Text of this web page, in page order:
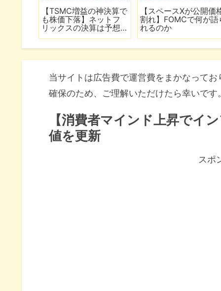
【TSMC増益の神決算で
も株価下落】ネットフ
リックスの決算は予想
【スペースXが公開価
割れ】FOMCで何が語
れるのか
当サイトは広告費で運営費をまかなって
確保のため、ご理解いただけたら幸いです
【消費者マインド上昇でイ
値を更新
スポ